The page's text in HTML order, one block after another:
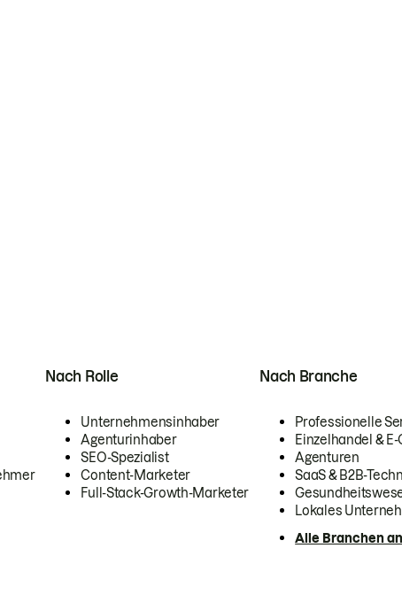
Nach Rolle
Unternehmensinhaber
Agenturinhaber
SEO-Spezialist
Content-Marketer
Full-Stack-Growth-Marketer
Nach Branche
Professionelle
Einzelhandel &
Agenturen
SaaS & B2B-
Lokales
Alle Branchen